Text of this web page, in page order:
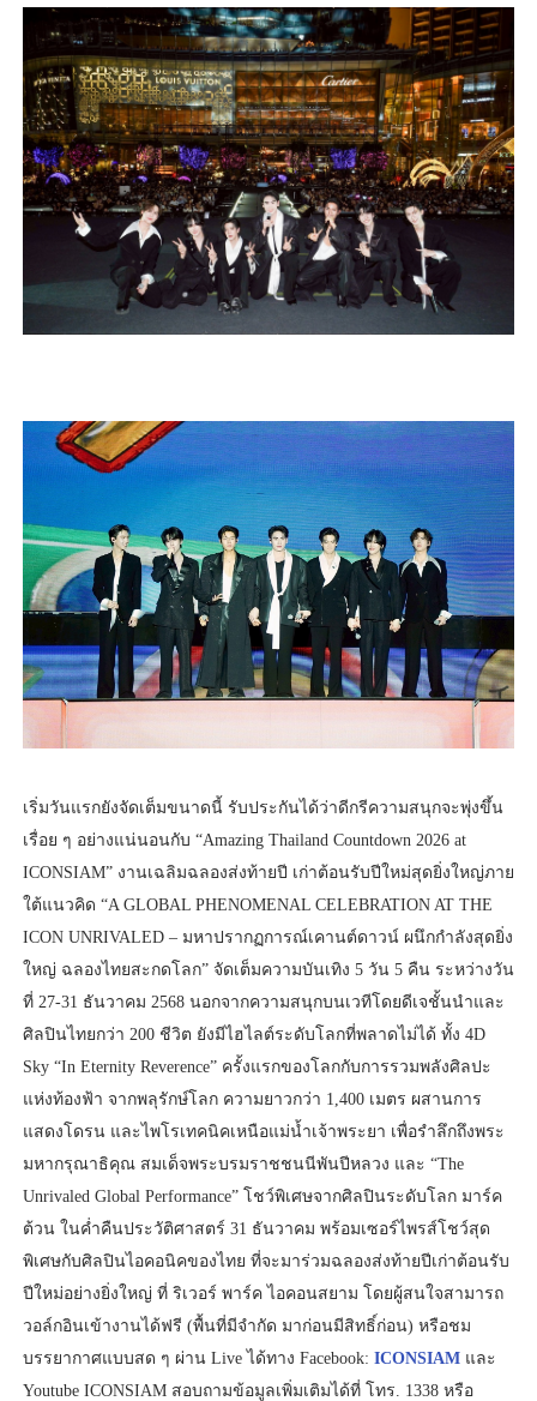
เริ่มวันแรกยังจัดเต็มขนาดนี้ รับประกันได้ว่าดีกรีความสนุกจะพุ่งขึ้น
เรื่อย ๆ อย่างแน่นอนกับ “Amazing Thailand Countdown 2026 at
ICONSIAM” งานเฉลิมฉลองส่งท้ายปี เก่าต้อนรับปีใหม่สุดยิ่งใหญ่ภาย
ใต้แนวคิด “A GLOBAL PHENOMENAL CELEBRATION AT THE
ICON UNRIVALED – มหาปรากฏการณ์เคานต์ดาวน์ ผนึกกำลังสุดยิ่ง
ใหญ่ ฉลองไทยสะกดโลก” จัดเต็มความบันเทิง 5 วัน 5 คืน ระหว่างวัน
ที่ 27-31 ธันวาคม 2568 นอกจากความสนุกบนเวทีโดยดีเจชั้นนำและ
ศิลปินไทยกว่า 200 ชีวิต ยังมีไฮไลต์ระดับโลกที่พลาดไม่ได้ ทั้ง 4D
Sky “In Eternity Reverence” ครั้งแรกของโลกกับการรวมพลังศิลปะ
แห่งท้องฟ้า จากพลุรักษ์โลก ความยาวกว่า 1,400 เมตร ผสานการ
แสดงโดรน และไพโรเทคนิคเหนือแม่น้ำเจ้าพระยา เพื่อรำลึกถึงพระ
มหากรุณาธิคุณ สมเด็จพระบรมราชชนนีพันปีหลวง และ “The
Unrivaled Global Performance” โชว์พิเศษจากศิลปินระดับโลก มาร์ค
ต้วน ในค่ำคืนประวัติศาสตร์ 31 ธันวาคม พร้อมเซอร์ไพรส์โชว์สุด
พิเศษกับศิลปินไอคอนิคของไทย ที่จะมาร่วมฉลองส่งท้ายปีเก่าต้อนรับ
ปีใหม่อย่างยิ่งใหญ่ ที่ ริเวอร์ พาร์ค ไอคอนสยาม โดยผู้สนใจสามารถ
วอล์กอินเข้างานได้ฟรี (พื้นที่มีจำกัด มาก่อนมีสิทธิ์ก่อน) หรือชม
บรรยากาศแบบสด ๆ ผ่าน Live ได้ทาง Facebook: ICONSIAMและ
Youtube ICONSIAM สอบถามข้อมูลเพิ่มเติมได้ที่ โทร. 1338 หรือ